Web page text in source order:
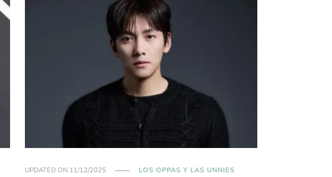
UPDATED ON 11/12/2025 LOS OPPAS Y LAS UNNIES